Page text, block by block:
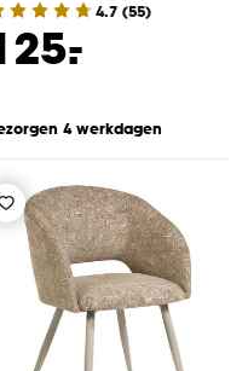
4.7 (55)
-
4 werkdagen